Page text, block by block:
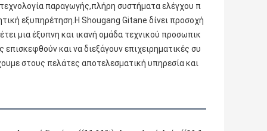
παραγωγής,πλήρη συστήματα ελέγχου π
εξυπηρέτηση.Η Shougang Gitane δίνει προσοχή
μια έξυπνη και ικανή ομάδα τεχνικού προσωπικ
και να διεξάγουν επιχειρηματικές συ
στους πελάτες αποτελεσματική υπηρεσία και